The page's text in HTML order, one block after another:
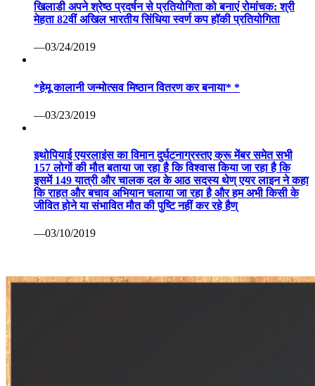
खिलाडी अपने श्रेष्ठ प्रदर्षन से प्रतियोगिता को बनाएं रोमांचक: श्री
मेहता 82वीं अखिल भारतीय सिंधिया स्वर्ण कप हॉकी प्रतियोगिता
—03/24/2019
*हेमू कालानी जन्मोत्सव मिष्ठान वितरण कर बनाया* *
—03/23/2019
इथोपियाई एयरलाइंस का विमान दुर्घटनाग्रस्तए क्रू मेंबर समेत सभी
157 लोगों की मौत बताया जा रहा है कि विश्वास किया जा रहा है कि
इसमें 149 यात्री और चालक दल के आठ सदस्य थेण् एयर लाइन ने कहा
कि राहत और बचाव अभियान चलाया जा रहा है और हम अभी किसी के
जीवित होने या संभावित मौत की पुष्टि नहीं कर रहे हैण्
—03/10/2019